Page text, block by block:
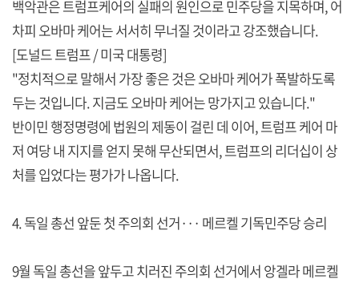
백악관은 트럼프케어의 실패의 원인으로 민주당을 지목하며, 어
차피 오바마 케어는 서서히 무너질 것이라고 강조했습니다.
[도널드 트럼프 / 미국 대통령]
"정치적으로 말해서 가장 좋은 것은 오바마 케어가 폭발하도록
두는 것입니다. 지금도 오바마 케어는 망가지고 있습니다."
반이민 행정명령에 법원의 제동이 걸린 데 이어, 트럼프 케어 마
저 여당 내 지지를 얻지 못해 무산되면서, 트럼프의 리더십이 상
처를 입었다는 평가가 나옵니다.
4. 독일 총선 앞둔 첫 주의회 선거··· 메르켈 기독민주당 승리
9월 독일 총선을 앞두고 치러진 주의회 선거에서 앙겔라 메르켈